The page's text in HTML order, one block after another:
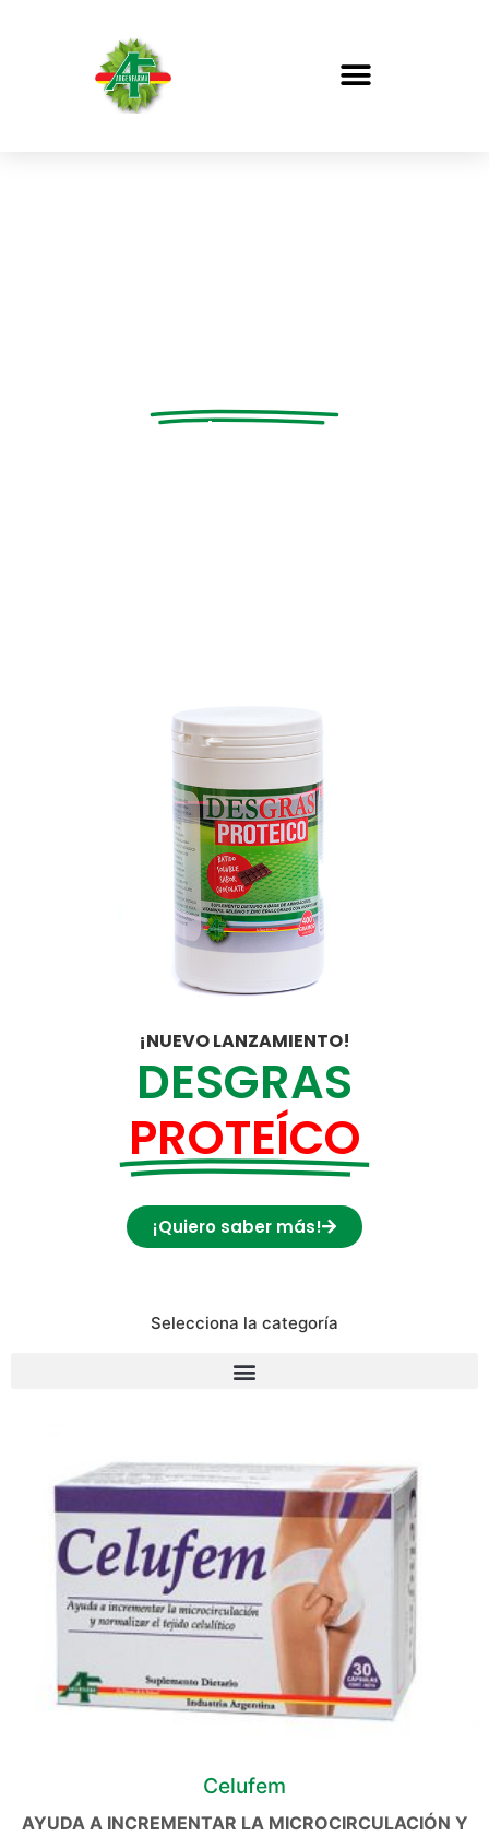
para cada necesidad.
¡NUEVO LANZAMIENTO!
DESGRAS
PROTEÍCO
¡Quiero saber más!
Selecciona la categoría
Celufem
AYUDA A INCREMENTAR LA MICROCIRCULACIÓN Y